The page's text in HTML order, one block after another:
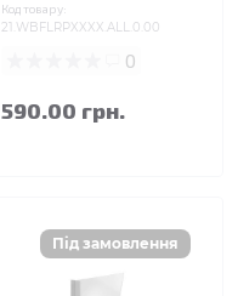
Код товару:
21.WBFLRPXXXX.ALL.0.00
0
590.00 грн.